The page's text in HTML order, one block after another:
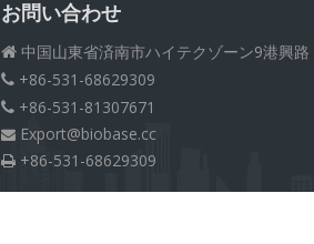
お問い合わせ
 中国山東省済南市ハイテクゾーン9港興路
 +86-531-68629309
 +86-531-81307671
 Export@biobase.cc
 +86-531-68629309